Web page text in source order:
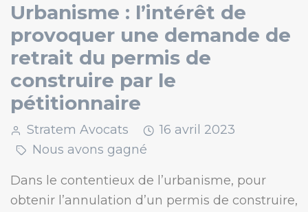
Urbanisme : l’intérêt de
provoquer une demande de
retrait du permis de
construire par le
pétitionnaire
Stratem Avocats 16 avril 2023
Nous avons gagné
Dans le contentieux de l’urbanisme, pour
obtenir l’annulation d’un permis de construire,